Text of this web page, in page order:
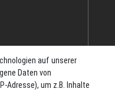
auf unserer
Daten von
Adresse), um z.B. Inhalte